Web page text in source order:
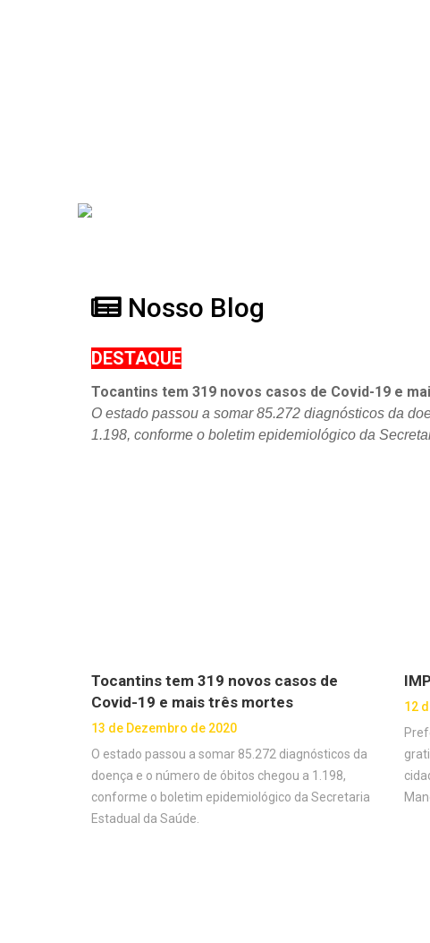
Nosso Blog
DESTAQUE
Tocantins tem 319 novos casos de Covid-19 e
O estado passou a somar 85.272 diagnósticos da
1.198, conforme o boletim epidemiológico da
Tocantins tem 319 novos casos de
Covid-19 e mais três mortes
13 de Dezembro de 2020
O estado passou a somar 85.272 diagnósticos da
doença e o número de óbitos chegou a 1.198,
conforme o boletim epidemiológico da Secretaria
Estadual da Saúde.
12